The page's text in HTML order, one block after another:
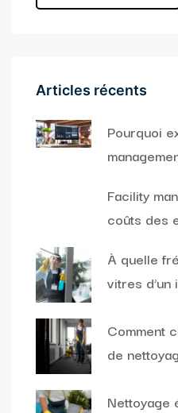
Articles récents
Pourquoi
Facility
coûts des
À quelle
vitres d’un
Comment
de
Nettoyage